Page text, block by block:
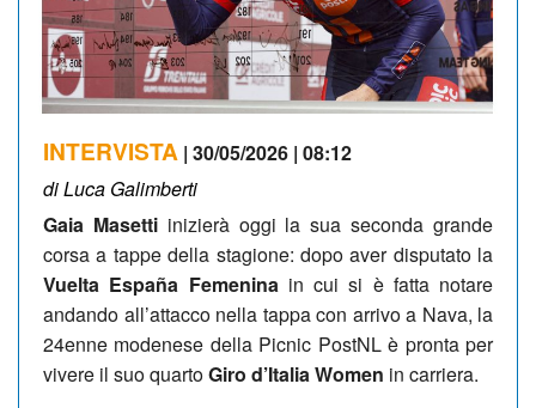
INTERVISTA | 30/05/2026 | 08:12
di Luca Galimberti
Gaia Masettiinizierà oggi la sua seconda grande
corsa a tappe della stagione: dopo aver disputato la
Vuelta España Femenina in cui si è fatta notare
andando all’attacco nella tappa con arrivo a Nava, la
24enne modenese della Picnic PostNL è pronta per
vivere il suo quartoGiro d’Italia Women in carriera.